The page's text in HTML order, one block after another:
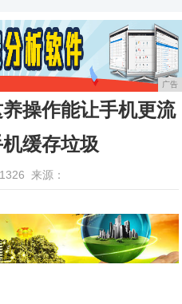
广告
操作能让手机更流
缓存垃圾
来源：